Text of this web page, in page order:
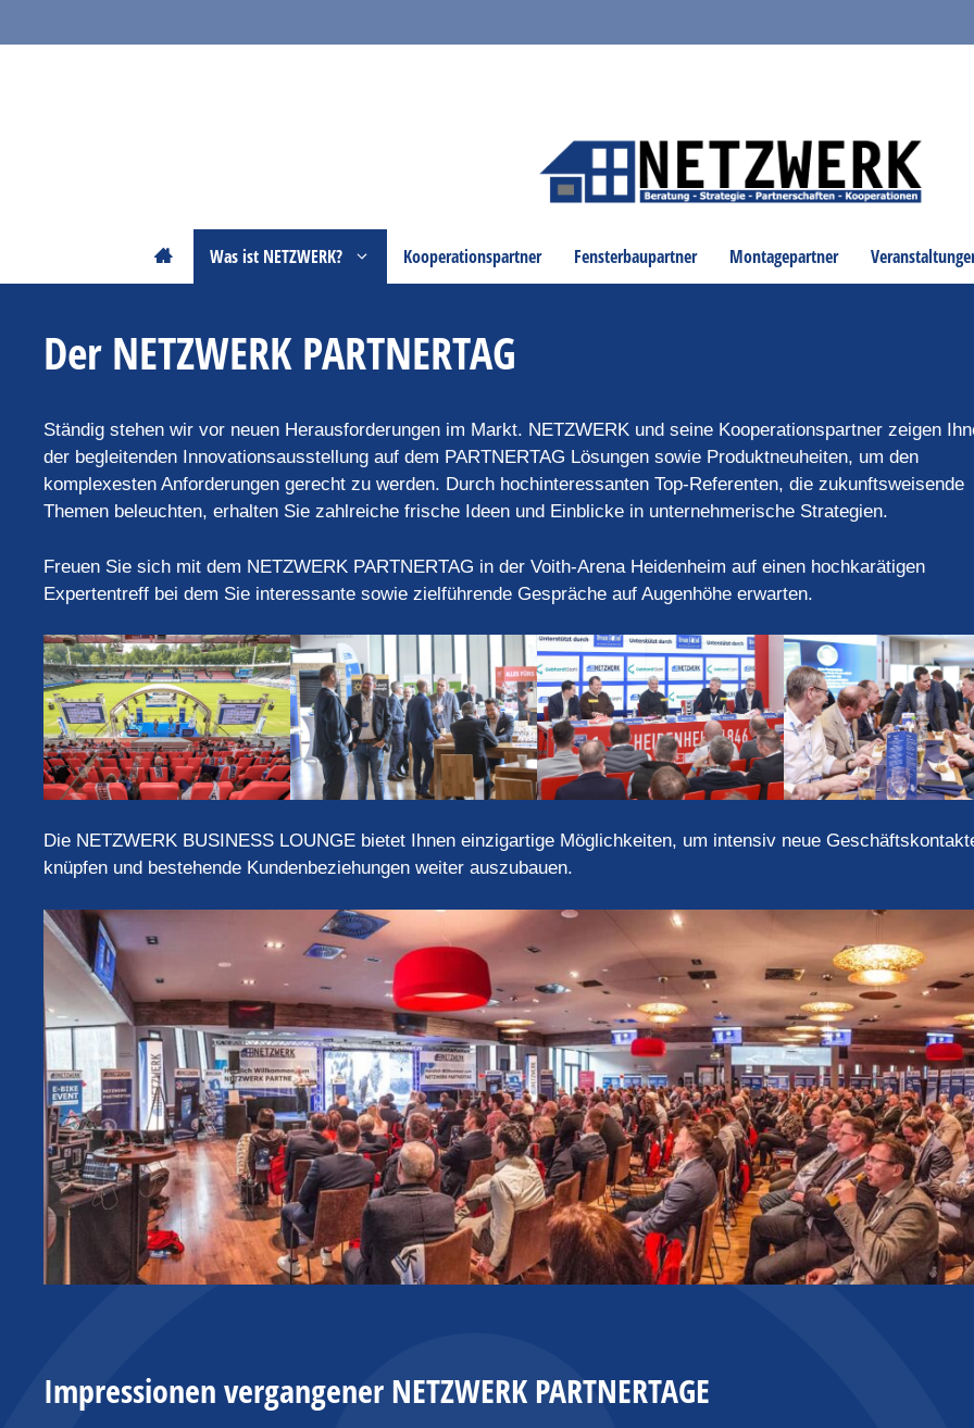
Inhalt
Startseite
Was ist NETZWERK? Kooperationspartner Fensterbaupartner Montagepartner
Der NETZWERK PARTNERTAG
Ständig stehen wir vor neuen Herausforderungen im Markt. NETZWERK und seine Kooperationspartner zeigen
der begleitenden Innovationsausstellung auf dem PARTNERTAG Lösungen sowie Produktneuheiten, um den
komplexesten Anforderungen gerecht zu werden. Durch hochinteressanten Top-Referenten, die zukunftsweisende
Themen beleuchten, erhalten Sie zahlreiche frische Ideen und Einblicke in unternehmerische Strategien.
Freuen Sie sich mit dem NETZWERK PARTNERTAG in der Voith-Arena Heidenheim auf einen hochkarätigen
Expertentreff bei dem Sie interessante sowie zielführende Gespräche auf Augenhöhe erwarten.
Die NETZWERK BUSINESS LOUNGE bietet Ihnen einzigartige Möglichkeiten, um intensiv neue
knüpfen und bestehende Kundenbeziehungen weiter auszubauen.
Impressionen vergangener NETZWERK PARTNERTAGE